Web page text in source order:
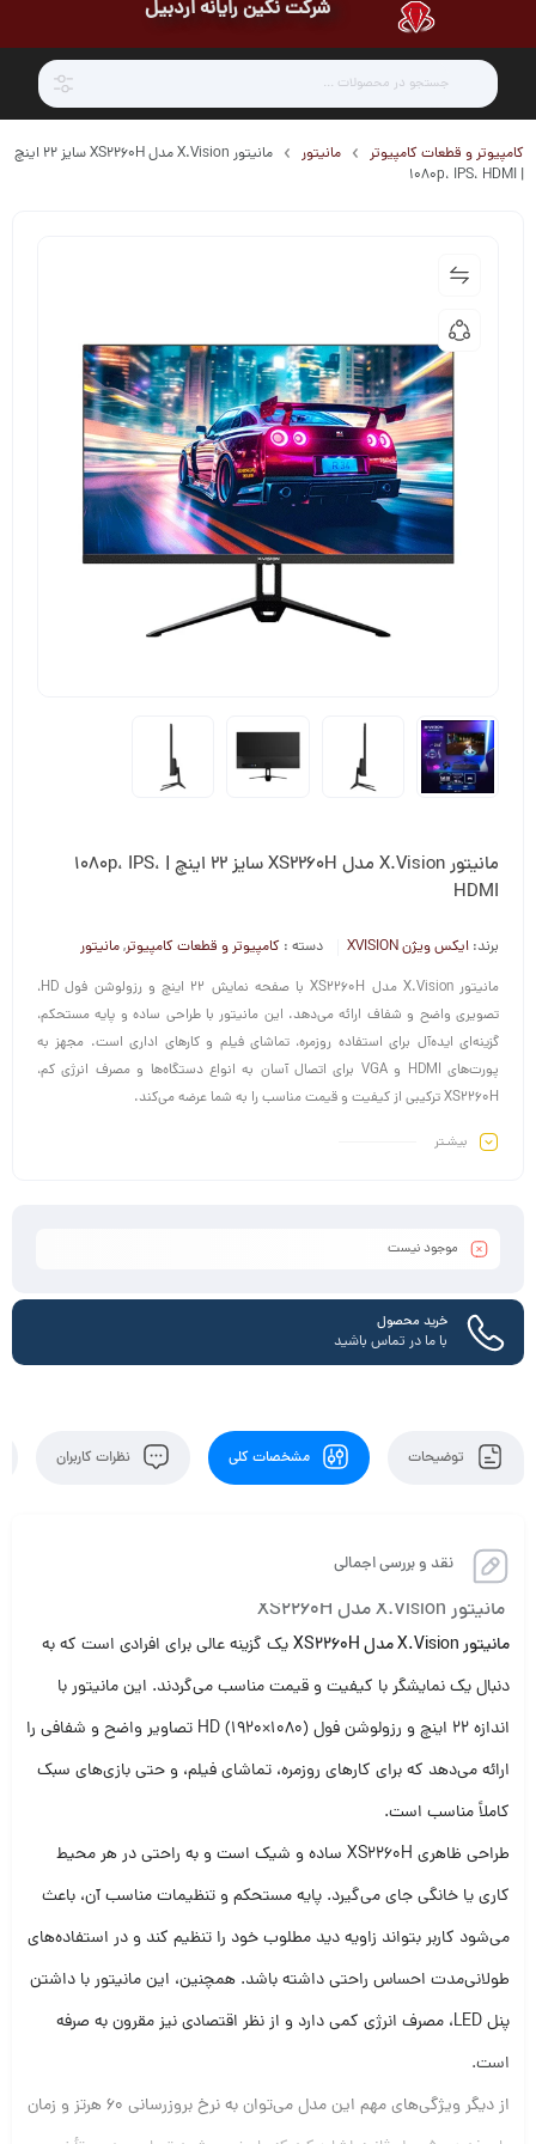
شرکت نگین رایانه اردبیل
کامپیوتر و قطعات کامپیوتر مانیتور
مانیتور X.Vision مدل XS2260H سایز 22 اینچ
| 1080p، IPS، HDMI
مانیتور X.Vision مدل XS2260H سایز 22 اینچ | 1080p، IPS،
HDMI
برند: ایکس ویژن XVISION دسته : کامپیوتر و قطعات کامپیوتر,مانیتور
مانیتور X.Vision مدل XS2260H با صفحه نمایش 22 اینچ و رزولوشن فول HD،
تصویری واضح و شفاف ارائه می‌دهد. این مانیتور با طراحی ساده و پایه مستحکم،
گزینه‌ای ایده‌آل برای استفاده روزمره، تماشای فیلم و کارهای اداری است. مجهز به
پورت‌های HDMI و VGA برای اتصال آسان به انواع دستگاه‌ها و مصرف انرژی کم،
XS2260H ترکیبی از کیفیت و قیمت مناسب را به شما عرضه می‌کند.
بیشـتر
موجود نیست
خرید محصول
با ما در تماس باشید
توضیحات مشخصات کلی نظرات کاربران
نقد و بررسی اجمالی
مانیتور X.Vision مدل XS2260H
مانیتور X.Vision مدل XS2260H
یک گزینه عالی برای افرادی است که به
دنبال یک نمایشگر با کیفیت و قیمت مناسب می‌گردند. این مانیتور با
اندازه 22 اینچ و رزولوشن فول HD (1920×1080) تصاویر واضح و شفافی را
ارائه می‌دهد که برای کارهای روزمره، تماشای فیلم، و حتی بازی‌های سبک
کاملاً مناسب است.
طراحی ظاهری XS2260H ساده و شیک است و به راحتی در هر محیط
کاری یا خانگی جای می‌گیرد. پایه مستحکم و تنظیمات مناسب آن، باعث
می‌شود کاربر بتواند زاویه دید مطلوب خود را تنظیم کند و در استفاده‌های
طولانی‌مدت احساس راحتی داشته باشد. همچنین، این مانیتور با داشتن
پنل LED، مصرف انرژی کمی دارد و از نظر اقتصادی نیز مقرون به صرفه
است.
از دیگر ویژگی‌های مهم این مدل می‌توان به نرخ بروزرسانی 60 هرتز و زمان